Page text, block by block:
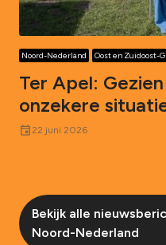
Noord-Nederland Oost en Zuidoost-
Ter Apel:
onzekere
event 22 juni 2026
Bekijk alle
Noord-Nederland